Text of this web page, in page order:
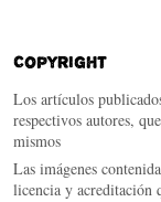
Copyright
Los artículos
respectivos autores,
mismos
Las imágenes
licencia y acreditación